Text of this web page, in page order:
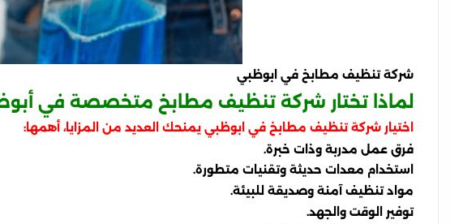
شركة تنظيف مطابخ في ابوظبي
لماذا تختار شركة تنظيف مطابخ متخصصة في
اختيار شركة تنظيف مطابخ في ابوظبي يمنحك العديد من المزايا، أهمها:
فرق عمل مدربة وذات خبرة.
استخدام معدات حديثة وتقنيات متطورة.
مواد تنظيف آمنة وصديقة للبيئة.
توفير الوقت والجهد.